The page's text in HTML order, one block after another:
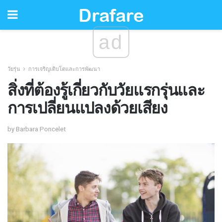
ad
วัยรุ่น การเจริญเติบโตและการพัฒนา
สิ่งที่ต้องรู้เกี่ยวกับวัยแรกรุ่นและ
การเปลี่ยนแปลงด้วยเสียง
by Barbara Poncelet